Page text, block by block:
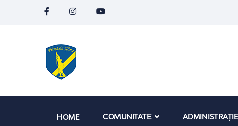
HOME COMUNITATE ADMINISTRAȚIE